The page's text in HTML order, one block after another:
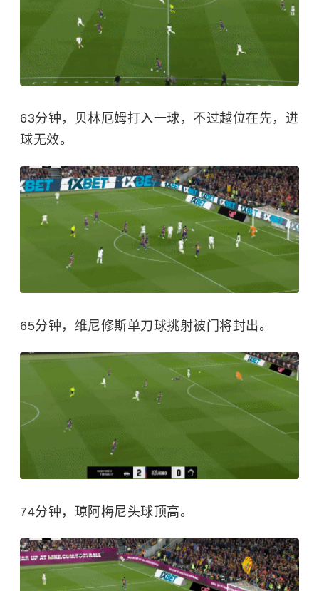
63分钟，贝林厄姆打入一球，不过越位在先，进
球无效。
65分钟，维尼修斯单刀球挑射被门将封出。
74分钟，琼阿梅尼头球顶高。